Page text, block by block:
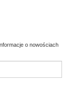
o nowościach